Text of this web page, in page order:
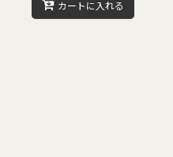
カートに入れる